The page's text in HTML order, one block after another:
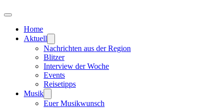
Home
Aktuell
Nachrichten aus der Region
Blitzer
Interview der Woche
Events
Reisetipps
Musik
Euer Musikwunsch